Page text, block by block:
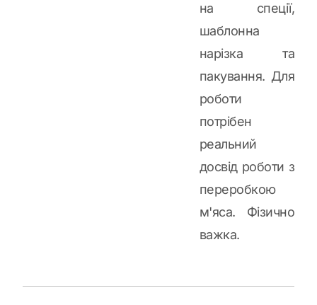
на спеції,
шаблонна
нарізка та
пакування. Для
роботи
потрібен
реальний
досвід роботи з
переробкою
м'яса. Фізично
важка.